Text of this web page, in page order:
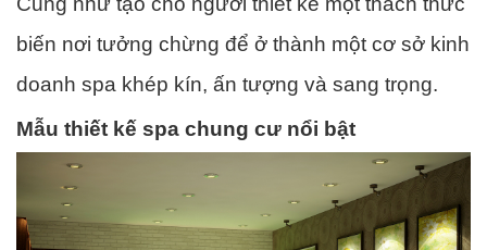
biến nơi tưởng chừng để ở thành một cơ sở kinh
doanh spa khép kín, ấn tượng và sang trọng.
Mẫu thiết kế spa chung cư nổi bật